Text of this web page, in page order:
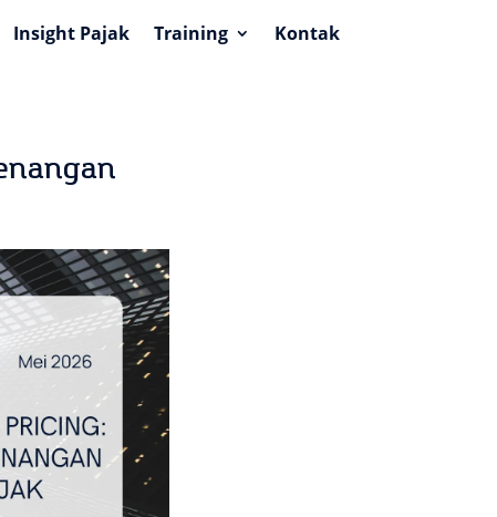
Insight Pajak Training Kontak